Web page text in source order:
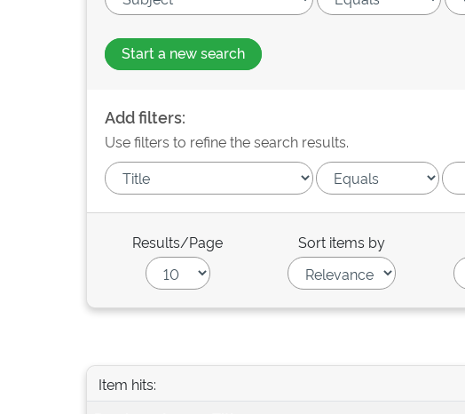
Start a new search
Add filters:
Use filters to refine the search results.
Results/Page Sort items by
Item hits: